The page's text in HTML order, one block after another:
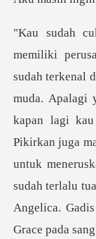
kapan lagi
Pikirkan juga
untuk